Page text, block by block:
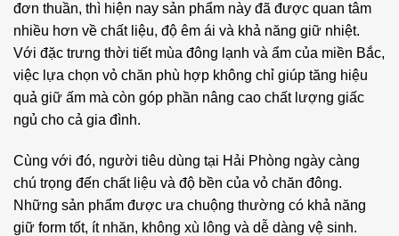
đơn thuần, thì hiện nay sản phẩm này đã được quan tâm
nhiều hơn về chất liệu, độ êm ái và khả năng giữ nhiệt.
Với đặc trưng thời tiết mùa đông lạnh và ẩm của miền Bắc,
việc lựa chọn vỏ chăn phù hợp không chỉ giúp tăng hiệu
quả giữ ấm mà còn góp phần nâng cao chất lượng giấc
ngủ cho cả gia đình.
Cùng với đó, người tiêu dùng tại Hải Phòng ngày càng
chú trọng đến chất liệu và độ bền của vỏ chăn đông.
Những sản phẩm được ưa chuộng thường có khả năng
giữ form tốt, ít nhăn, không xù lông và dễ dàng vệ sinh.